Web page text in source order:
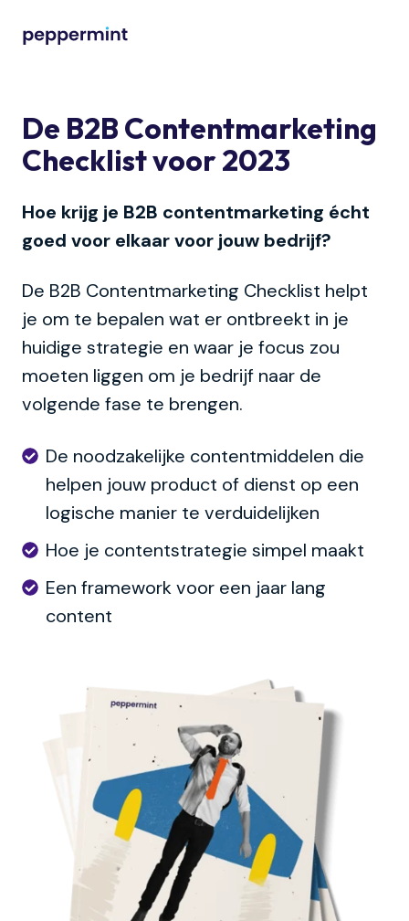
De B2B Contentmarketing
Checklist voor 2023
Hoe krijg je B2B contentmarketing écht
goed voor elkaar voor jouw bedrijf?
De B2B Contentmarketing Checklist helpt
je om te bepalen wat er ontbreekt in je
huidige strategie en waar je focus zou
moeten liggen om je bedrijf naar de
volgende fase te brengen.
De noodzakelijke contentmiddelen die
helpen jouw product of dienst op een
logische manier te verduidelijken
De
noodzakelijke
contentmiddelen
die
jouw
product
een
logische
verduidelijken
Hoe je contentstrategie simpel maakt
Hoe
je
contentstrategie
Een framework voor een jaar lang
content
Een
framework
content